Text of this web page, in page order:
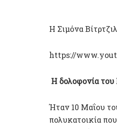
Η Σιμόνα
https://
Η δολοφονία
Ήταν 10 Μαΐου
πολυκατοικία